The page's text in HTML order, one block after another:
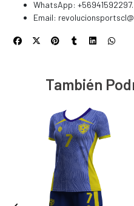
WhatsApp: +56941592297.
Email:
También